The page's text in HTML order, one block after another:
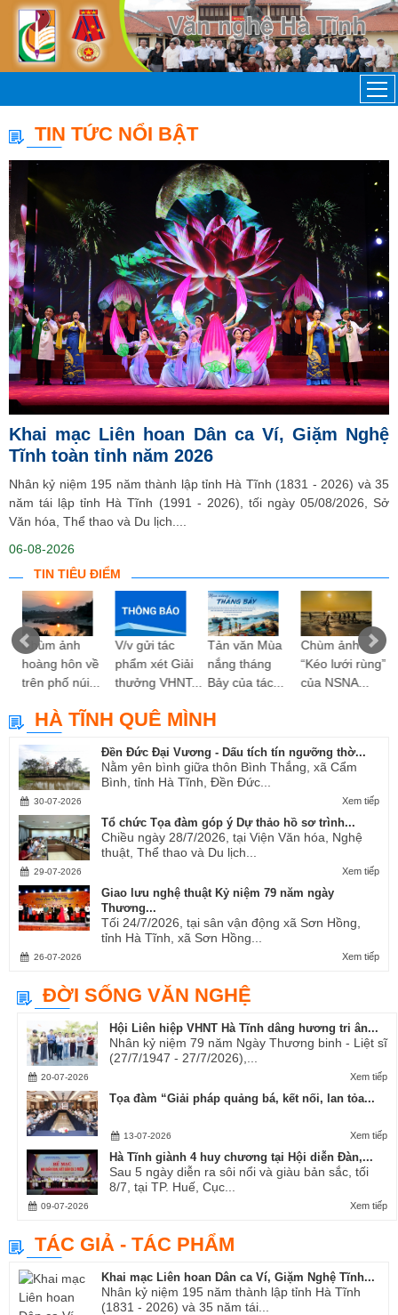
TIN TỨC NỔI BẬT
Khai mạc Liên hoan Dân ca Ví, Giặm Nghệ
Tĩnh toàn tỉnh năm 2026
Nhân kỷ niệm 195 năm thành lập tỉnh Hà Tĩnh (1831 - 2026) và 35
năm tái lập tỉnh Hà Tĩnh (1991 - 2026), tối ngày 05/08/2026, Sở
Văn hóa, Thể thao và Du lịch....
06-08-2026
TIN TIÊU ĐIỂM
Chùm ảnh
hoàng hôn về
trên phố núi...
V/v gửi tác
phẩm xét Giải
thưởng VHNT...
Tản văn Mùa
nắng tháng
Bảy của tác...
Chùm ảnh
“Kéo lưới rùng”
của NSNA...
HÀ TĨNH QUÊ MÌNH
Đền Đức Đại Vương - Dấu tích tín ngưỡng thờ...
Nằm yên bình giữa thôn Bình Thắng, xã Cẩm
Bình, tỉnh Hà Tĩnh, Đền Đức...
Xem tiếp
30-07-2026
Tổ chức Tọa đàm góp ý Dự thảo hồ sơ trình...
Chiều ngày 28/7/2026, tại Viện Văn hóa, Nghệ
thuật, Thể thao và Du lịch...
Xem tiếp
29-07-2026
Giao lưu nghệ thuật Kỷ niệm 79 năm ngày
Thương...
Tối 24/7/2026, tại sân vận động xã Sơn Hồng,
tỉnh Hà Tĩnh, xã Sơn Hồng...
Xem tiếp
26-07-2026
ĐỜI SỐNG VĂN NGHỆ
Hội Liên hiệp VHNT Hà Tĩnh dâng hương tri ân...
Nhân kỷ niệm 79 năm Ngày Thương binh - Liệt sĩ
(27/7/1947 - 27/7/2026),...
Xem tiếp
20-07-2026
Tọa đàm “Giải pháp quảng bá, kết nối, lan tỏa...
Xem tiếp
13-07-2026
Hà Tĩnh giành 4 huy chương tại Hội diễn Đàn,...
Sau 5 ngày diễn ra sôi nổi và giàu bản sắc, tối
8/7, tại TP. Huế, Cục...
Xem tiếp
09-07-2026
TÁC GIẢ - TÁC PHẨM
Khai mạc Liên hoan Dân ca Ví, Giặm Nghệ Tĩnh...
Nhân kỷ niệm 195 năm thành lập tỉnh Hà Tĩnh
(1831 - 2026) và 35 năm tái...